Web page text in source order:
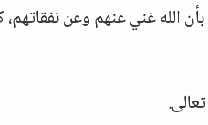
الله غني عنهم وعن نفقاتهم،